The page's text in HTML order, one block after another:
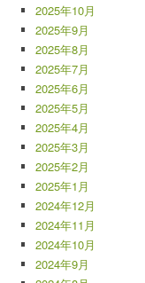
2025年10月
2025年9月
2025年8月
2025年7月
2025年6月
2025年5月
2025年4月
2025年3月
2025年2月
2025年1月
2024年12月
2024年11月
2024年10月
2024年9月